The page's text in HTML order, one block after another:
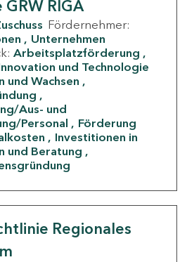
RIGA
Fördernehmer:
Unternehmen
Arbeitsplatzförderung
und Technologie
und Wachsen
Aus- und
Personal
Förderung
Investitionen in
und Beratung
Regionales